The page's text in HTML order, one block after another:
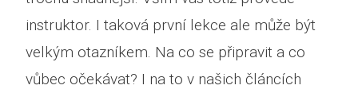
instruktor. I taková první lekce ale může být
velkým otazníkem. Na co se připravit a co
vůbec očekávat? I na to v našich článcích